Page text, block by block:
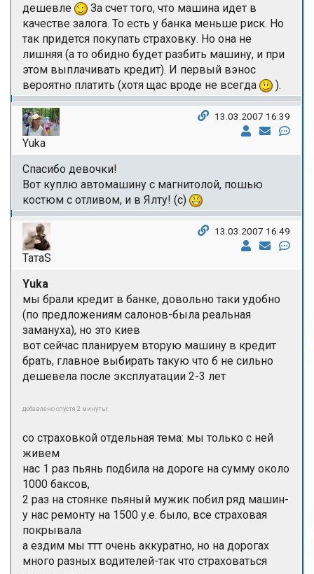
дешевле
За счет того, что машина идет в
качестве залога. То есть у банка меньше риск. Но
так придется покупать страховку. Но она не
лишняя (а то обидно будет разбить машину, и при
этом выплачивать кредит). И первый вэнос
вероятно платить (хотя щас вроде не всегда
).
Yuka
13.03.2007 16:39
Спасибо девочки!
Вот куплю автомашину с магнитолой, пошью
костюм с отливом, и в Ялту! (с)
ТатаS
13.03.2007 16:49
Yuka
мы брали кредит в банке, довольно таки удобно
(по предложениям салонов-была реальная
замануха), но это киев
вот сейчас планируем вторую машину в кредит
брать, главное выбирать такую что б не сильно
дешевела после эксплуатации 2-3 лет
добавлено спустя 2 минуты:
со страховкой отдельная тема: мы только с ней
живем
нас 1 раз пьянь подбила на дороге на сумму около
1000 баксов,
2 раз на стоянке пьяный мужик побил ряд машин-
у нас ремонту на 1500 у.е. было, все страховая
покрывала
а ездим мы ттт очень аккуратно, но на дорогах
много разных водителей-так что страховаться